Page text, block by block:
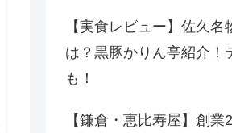
【実食レビュー】佐久名
は？黒豚かりん亭紹介！
も！
【鎌倉・恵比寿屋】創業